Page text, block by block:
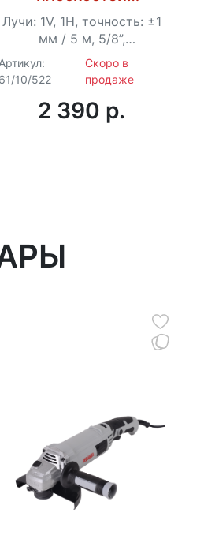
лазерный ПЛ-2
Ресанта
Лучи: 1V, 1H, точность: ±1
мм / 5 м, 5/8”,
самовыравнивание ±4°,
питание от 2×АА
Артикул:
61/10/522
Скоро в
продаже
2 390 p.